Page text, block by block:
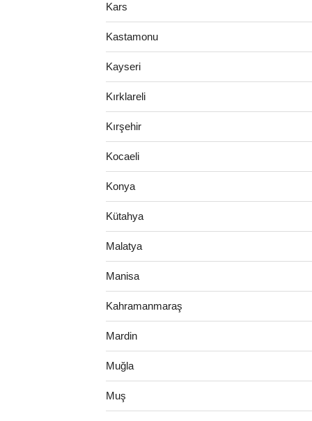
Kars
Kastamonu
Kayseri
Kırklareli
Kırşehir
Kocaeli
Konya
Kütahya
Malatya
Manisa
Kahramanmaraş
Mardin
Muğla
Muş